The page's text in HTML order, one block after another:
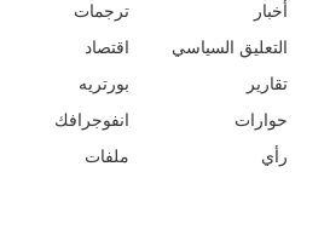
أخبار
التعليق السياسي
تقارير
حوارات
رأي
ترجمات
اقتصاد
بورتريه
انفوجرافك
ملفات